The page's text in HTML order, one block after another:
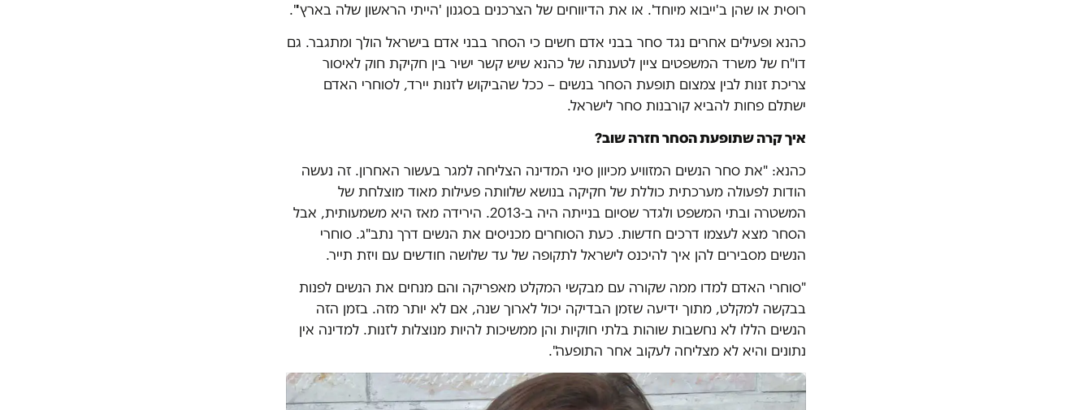
רוסית או שהן ב'ייבוא מיוחד'. או את הדיווחים של הצרכנים בסגנון 'הייתי הראשון שלה בארץ'".
כהנא ופעילים אחרים נגד סחר בבני אדם חשים כי הסחר בבני אדם בישראל הולך ומתגבר. גם
דו"ח של משרד המשפטים ציין לטענתה של כהנא שיש קשר ישיר בין חקיקת חוק לאיסור
צריכת זנות לבין צמצום תופעת הסחר בנשים – ככל שהביקוש לזנות יירד, לסוחרי האדם
ישתלם פחות להביא קורבנות סחר לישראל.
איך קרה שתופעת הסחר חזרה שוב?
כהנא: "את סחר הנשים המזוויע מכיוון סיני המדינה הצליחה למגר בעשור האחרון. זה נעשה
הודות לפעולה מערכתית כוללת של חקיקה בנושא שלוותה פעילות מאוד מוצלחת של
המשטרה ובתי המשפט ולגדר שסיום בנייתה היה ב-2013. הירידה מאז היא משמעותית, אבל
הסחר מצא לעצמו דרכים חדשות. כעת הסוחרים מכניסים את הנשים דרך נתב"ג. סוחרי
הנשים מסבירים להן איך להיכנס לישראל לתקופה של עד שלושה חודשים עם ויזת תייר.
"סוחרי האדם למדו ממה שקורה עם מבקשי המקלט מאפריקה והם מנחים את הנשים לפנות
בבקשה למקלט, מתוך ידיעה שזמן הבדיקה יכול לארוך שנה, אם לא יותר מזה. בזמן הזה
הנשים הללו לא נחשבות שוהות בלתי חוקיות והן ממשיכות להיות מנוצלות לזנות. למדינה אין
נתונים והיא לא מצליחה לעקוב אחר התופעה".